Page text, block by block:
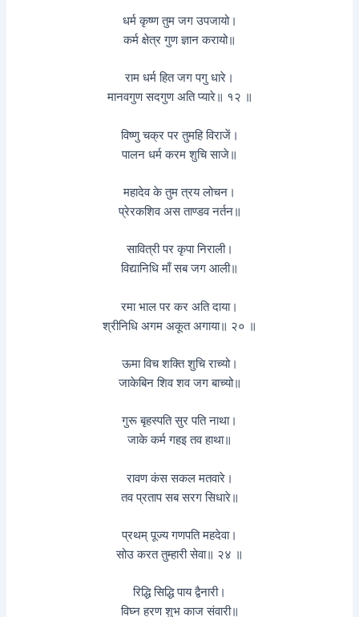
धर्म कृष्ण तुम जग उपजायो।
कर्म क्षेत्र गुण ज्ञान करायो॥
राम धर्म हित जग पगु धारे।
मानवगुण सदगुण अति प्यारे॥ १२ ॥
विष्णु चक्र पर तुमहि विराजें।
पालन धर्म करम शुचि साजे॥
महादेव के तुम त्रय लोचन।
प्रेरकशिव अस ताण्डव नर्तन॥
सावित्री पर कृपा निराली।
विद्यानिधि माँ सब जग आली॥
रमा भाल पर कर अति दाया।
श्रीनिधि अगम अकूत अगाया॥ २० ॥
ऊमा विच शक्ति शुचि राच्यो।
जाकेबिन शिव शव जग बाच्यो॥
गुरू बृहस्पति सुर पति नाथा।
जाके कर्म गहइ तव हाथा॥
रावण कंस सकल मतवारे।
तव प्रताप सब सरग सिधारे॥
प्रथम् पूज्य गणपति महदेवा।
सोउ करत तुम्हारी सेवा॥ २४ ॥
रिद्धि सिद्धि पाय द्वैनारी।
विघ्न हरण शुभ काज संवारी॥